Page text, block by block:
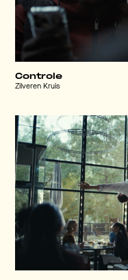
Controle
Zilveren Kruis